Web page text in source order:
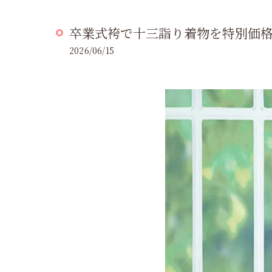
卒業式袴で十三詣り着物を特別価
2026/06/15